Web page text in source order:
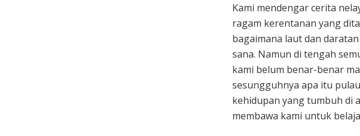
Kami mendengar cerita
ragam kerentanan yang
bagaimana laut dan
sana. Namun di tengah
kami belum benar-benar
sesungguhnya apa itu
kehidupan yang tumbuh di
membawa kami untuk